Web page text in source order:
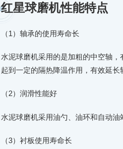
红星球磨机性能特点
（1）轴承的使用寿命长
水泥球磨机采用的是加粗的中空轴
起到一定的隔热降温作用，有效延长
（2）润滑性能好
水泥球磨机采用油勺、油环和自动
（3）衬板使用寿命长